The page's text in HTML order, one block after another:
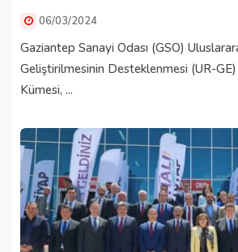
06/03/2024
Gaziantep Sanayi Odası (GSO)
Geliştirilmesinin Desteklenmesi (UR-GE)
Kümesi, ...